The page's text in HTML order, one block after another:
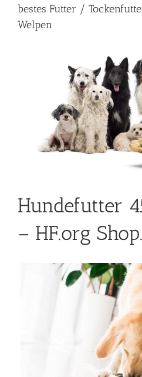
bestes Futter /
Welpen
Hundefutter
– HF.org Shop.